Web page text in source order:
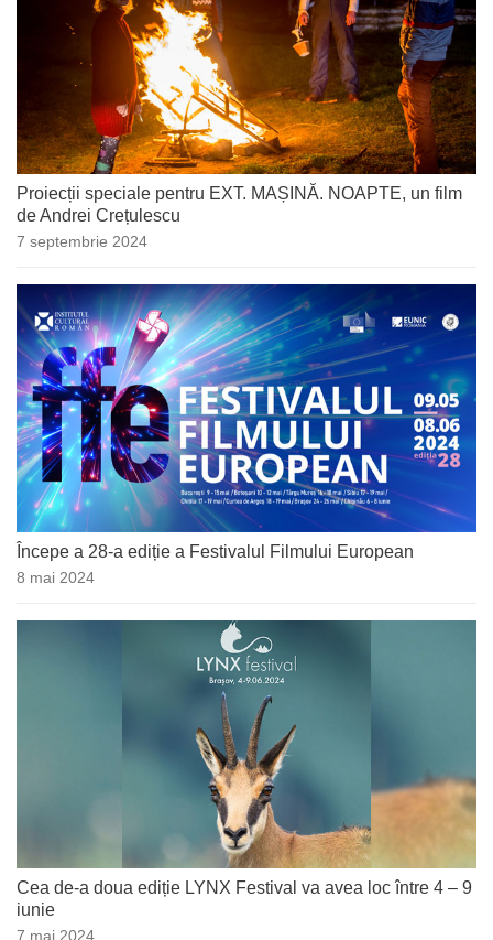
Proiecții speciale pentru EXT. MAȘINĂ. NOAPTE, un film
de Andrei Crețulescu
7 septembrie 2024
Începe a 28-a ediție a Festivalul Filmului European
8 mai 2024
Cea de-a doua ediție LYNX Festival va avea loc între 4 – 9
iunie
7 mai 2024